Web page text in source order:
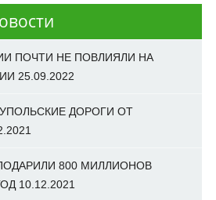
ПОЧТИ НЕ ПОВЛИЯЛИ НА
25.09.2022
ДОРОГИ ОТ
800 МИЛЛИОНОВ
10.12.2021